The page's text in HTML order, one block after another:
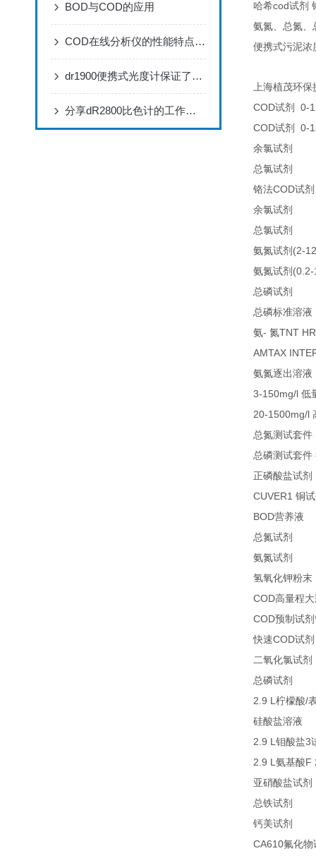
BOD与COD的应用
COD在线分析仪的性能特点，赶快来了解一下吧!
dr1900便携式光度计保证了分析结果的可靠性准确
分享dR2800比色计的工作原理
哈希cod试剂
氨氮、总氮、
便携式污泥浓
上海植茂环保
COD试剂
0-
COD试剂 0-
余氯试剂
总氯试剂
铬法COD试剂
余氯试剂
总氯试剂
氨氮试剂 (2-
氨氮试剂
总磷试剂
总磷标准溶液
氨- 氮TNT HR
AMTAX
氨氮逐出溶液
3-150mg/l 低
20-1500mg/l
总氮测试套件
总磷测试套件
正磷酸盐试剂
CUVER1 铜
BOD营养液
总氮试剂
氨氮试剂
氢氧化钾粉末
COD高量程
COD预制试
快速COD试剂
二氧化氯试剂
总磷试剂
2.9 L 柠檬酸/
硅酸盐溶液
2.9 L 钼酸盐3
2.9 L 氨基酸F
亚硝酸盐试剂
总铁试剂
钙美试剂
CA610氟化物